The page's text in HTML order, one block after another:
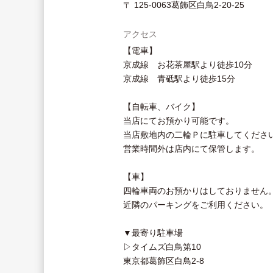
〒 125-0063葛飾区白鳥2-20-25
アクセス
【電車】
京成線 お花茶屋駅より徒歩10分
京成線 青砥駅より徒歩15分
【自転車、バイク】
当店にてお預かり可能です。
当店敷地内の二輪Ｐに駐車してくださ
営業時間外は店内にて保管します。
【車】
四輪車両のお預かりはしておりません
近隣のパーキングをご利用ください。
▼最寄り駐車場
▷タイムズ白鳥第10
東京都葛飾区白鳥2-8